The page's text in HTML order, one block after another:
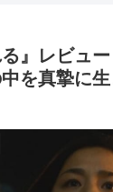
る』レビュ
を真摯に